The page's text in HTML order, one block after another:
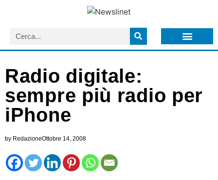
Radio digitale:
sempre più radio per
iPhone
by RedazioneOttobre 14, 2008